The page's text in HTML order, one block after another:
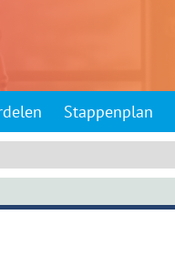
Stappenplan